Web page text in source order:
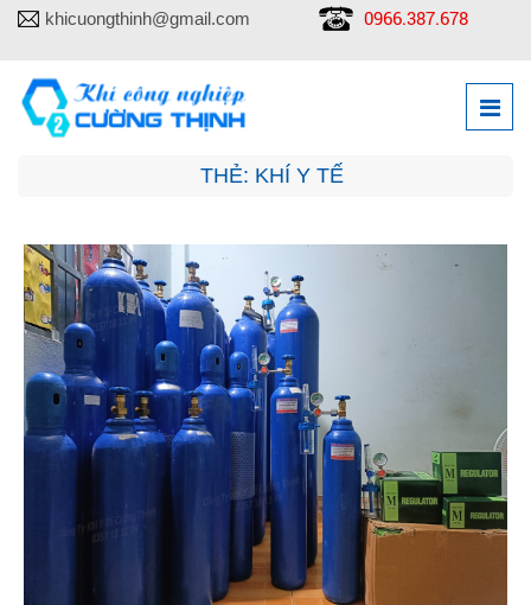
khicuongthinh@gmail.com 0966.387.678
THẺ: KHÍ Y TẾ